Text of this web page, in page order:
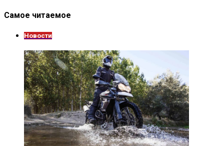
Самое читаемое
Новости